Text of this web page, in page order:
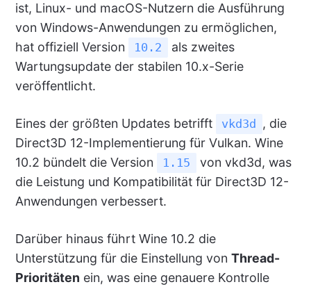
ist, Linux- und macOS-Nutzern die Ausführung
von Windows-Anwendungen zu ermöglichen,
hat offiziell Version
10.2
als zweites
Wartungsupdate der stabilen 10.x-Serie
veröffentlicht.
Eines der größten Updates betrifft vkd3d
, die
Direct3D 12-Implementierung für Vulkan. Wine
10.2 bündelt die Version
1.15
von vkd3d, was
die Leistung und Kompatibilität für Direct3D 12-
Anwendungen verbessert.
Darüber hinaus führt Wine 10.2 die
Unterstützung für die Einstellung von Thread-
Prioritäten ein, was eine genauere Kontrolle